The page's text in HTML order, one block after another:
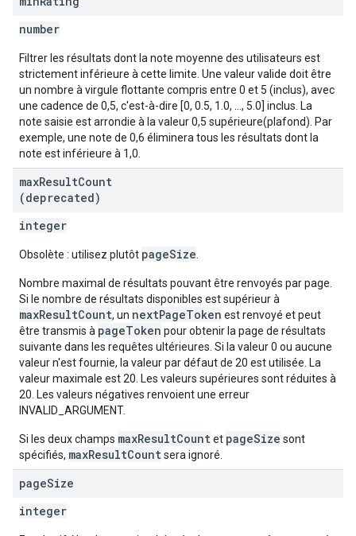
number
Filtrer les résultats dont la note moyenne des utilisateurs est
strictement inférieure à cette limite. Une valeur valide doit être
un nombre à virgule flottante compris entre 0 et 5 (inclus), avec
une cadence de 0,5, c'est-à-dire [0, 0.5, 1.0, ..., 5.0] inclus. La
note saisie est arrondie à la valeur 0,5 supérieure(plafond). Par
exemple, une note de 0,6 éliminera tous les résultats dont la
note est inférieure à 1,0.
maxResultCount
(deprecated)
integer
Obsolète : utilisez plutôt pageSize
Nombre maximal de résultats pouvant être renvoyés par page.
Si le nombre de résultats disponibles est supérieur à
maxResultCount, un nextPageToken est renvoyé et peut
être transmis à pageToken pour obtenir la page de résultats
suivante dans les requêtes ultérieures. Si la valeur 0 ou aucune
valeur n'est fournie, la valeur par défaut de 20 est utilisée. La
valeur maximale est 20. Les valeurs supérieures sont réduites à
20. Les valeurs négatives renvoient une erreur
INVALID_ARGUMENT.
Si les deux champs maxResultCountet pageSize sont
spécifiés, maxResultCountsera ignoré.
pageSize
integer